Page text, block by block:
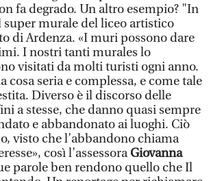
fa degrado. Un altro esempio? "In
murale del liceo artistico
di Ardenza. «I muri possono dare
I nostri tanti murales lo
visitati da molti turisti ogni anno.
cosa seria e complessa, e come tale
Diverso è il discorso delle
a stesse, che danno quasi sempre
e abbandonato ai luoghi. Ciò
visto che l’abbandono chiama
così l’assessoraGiovanna
parole ben rendono quello che Il